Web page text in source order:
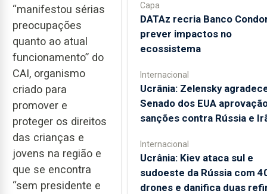
“manifestou sérias
preocupações
quanto ao atual
funcionamento” do
CAI, organismo
criado para
promover e
proteger os direitos
das crianças e
jovens na região e
que se encontra
“sem presidente e
Capa
DATAz recria Banco
prever impactos no
ecossistema
Internacional
Ucrânia: Zelensky
Senado dos EUA
sanções contra Rússia e
Internacional
Ucrânia: Kiev ataca sul e
sudoeste da Rússia com
drones e danifica duas